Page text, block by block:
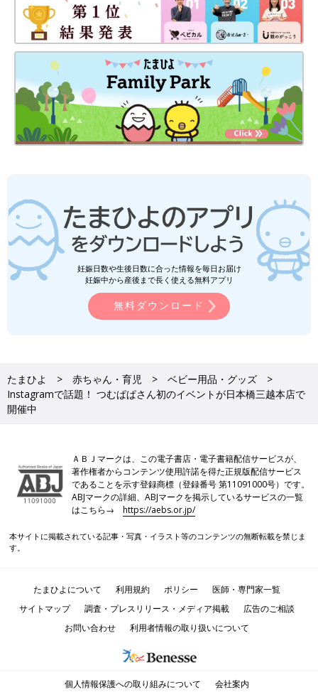
妊娠日数や生後日数に合った情報を毎日お届け
妊娠中から産後まで長く使える無料アプリ
無料ダウンロード
たまひよ 赤ちゃん・育児
ベビー用品・グッズ
Instagramで話題！ つむぱぱさん初のイベントが日本橋三越本店で
開催中
ＡＢＪマークは、この電子書店・電子書籍配信サービスが、
著作権者からコンテンツ使用許諾を得た正規版配信サービス
であることを示す登録商標（登録番号 第11091000号）です。
ABJマークの詳細、ABJマークを掲示しているサービスの一覧
はこちら→https://aebs.or.jp/
本サイトに掲載されている記事・写真・イラスト等のコンテンツの無断転載を禁じま
す。
たまひよについて 利用規約 ポリシー
医師・専門家一覧
サイトマップ
調査・プレスリリース・メディア掲載
広告のご相談
お問い合わせ
利用者情報の取り扱いについて
個人情報保護への取り組みについて 会社案内